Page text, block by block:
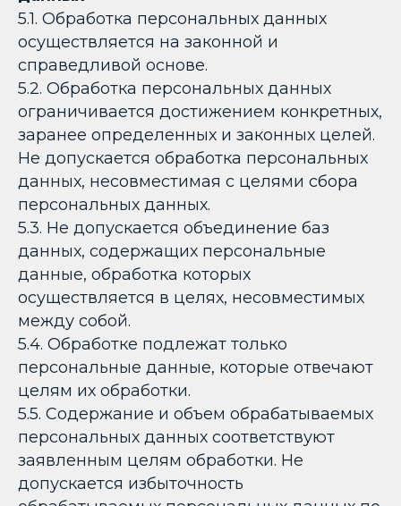
5.1. Обработка персональных данных
осуществляется на законной и
справедливой основе.
5.2. Обработка персональных данных
ограничивается достижением конкретных,
заранее определенных и законных целей.
Не допускается обработка персональных
данных, несовместимая с целями сбора
персональных данных.
5.3. Не допускается объединение баз
данных, содержащих персональные
данные, обработка которых
осуществляется в целях, несовместимых
между собой.
5.4. Обработке подлежат только
персональные данные, которые отвечают
целям их обработки.
5.5. Содержание и объем обрабатываемых
персональных данных соответствуют
заявленным целям обработки. Не
допускается избыточность